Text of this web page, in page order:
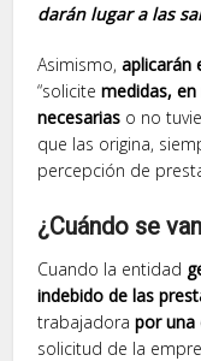
darán lugar a las
Asimismo,aplicarán
“solicitemedidas,
necesarias o no
que las origina,
percepción de
¿Cuándo se
Cuando la entidad
indebido de las
trabajadorapor una
solicitud de la